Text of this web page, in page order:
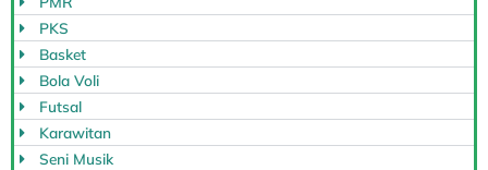
PKS
Basket
Bola Voli
Futsal
Karawitan
Seni Musik